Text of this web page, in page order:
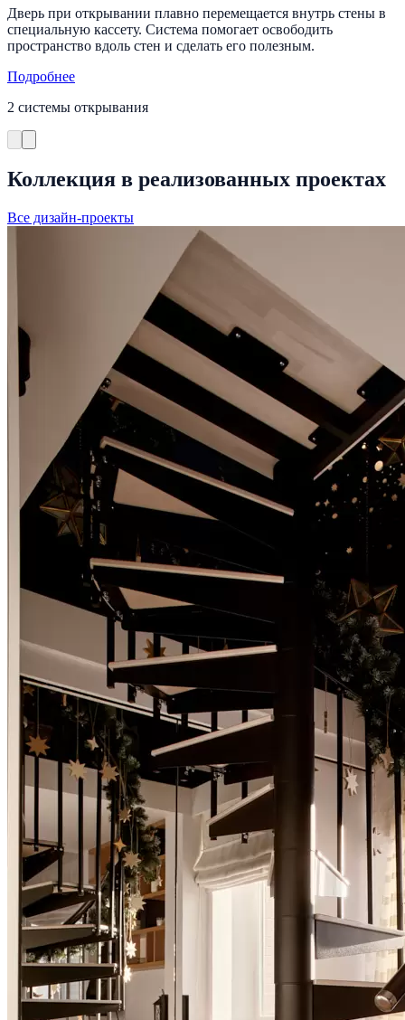
Дверь при открывании плавно перемещается внутрь стены в
специальную кассету. Система помогает освободить
пространство вдоль стен и сделать его полезным.
Подробнее
2 системы открывания
Коллекция в реализованных проектах
Все дизайн-проекты